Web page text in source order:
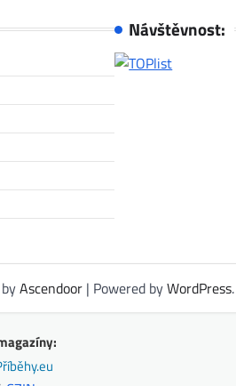
Návštěvnost:
Ascendoor| Powered byWordPress.